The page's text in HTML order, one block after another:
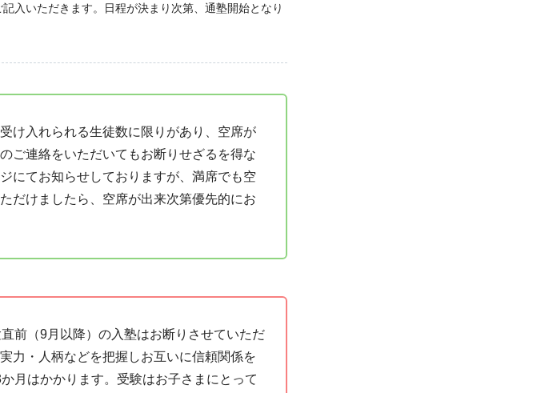
入いただきます。日程が決まり次第、通塾開始となり
け入れられる生徒数に限りがあり、空席が
ご連絡をいただいてもお断りせざるを得な
にてお知らせしておりますが、満席でも空
だけましたら、空席が出来次第優先的にお
前（9月以降）の入塾はお断りさせていただ
力・人柄などを把握しお互いに信頼関係を
月はかかります。受験はお子さまにとって